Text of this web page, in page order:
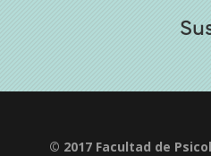
© 2017 Facultad de